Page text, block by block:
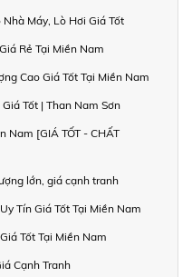
Máy, Lò Hơi Giá Tốt
Rẻ Tại Miền Nam
Cao Giá Tốt Tại Miền Nam
Tốt | Than Nam Sơn
Nam [GIÁ TỐT - CHẤT
lớn, giá cạnh tranh
Tín Giá Tốt Tại Miền Nam
Tốt Tại Miền Nam
Cạnh Tranh